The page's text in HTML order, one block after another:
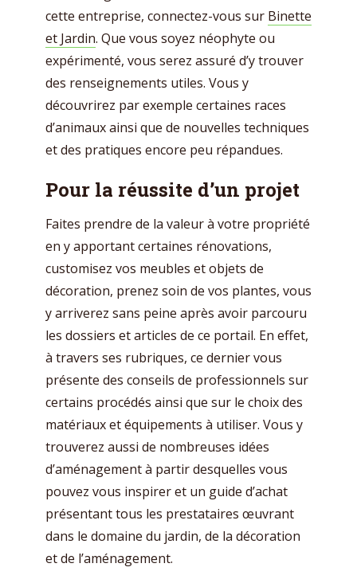
cette entreprise, connectez-vous sur Binette
et Jardin. Que vous soyez néophyte ou
expérimenté, vous serez assuré d’y trouver
des renseignements utiles. Vous y
découvrirez par exemple certaines races
d’animaux ainsi que de nouvelles techniques
et des pratiques encore peu répandues.
Pour la réussite d’un projet
Faites prendre de la valeur à votre propriété
en y apportant certaines rénovations,
customisez vos meubles et objets de
décoration, prenez soin de vos plantes, vous
y arriverez sans peine après avoir parcouru
les dossiers et articles de ce portail. En effet,
à travers ses rubriques, ce dernier vous
présente des conseils de professionnels sur
certains procédés ainsi que sur le choix des
matériaux et équipements à utiliser. Vous y
trouverez aussi de nombreuses idées
d’aménagement à partir desquelles vous
pouvez vous inspirer et un guide d’achat
présentant tous les prestataires œuvrant
dans le domaine du jardin, de la décoration
et de l’aménagement.